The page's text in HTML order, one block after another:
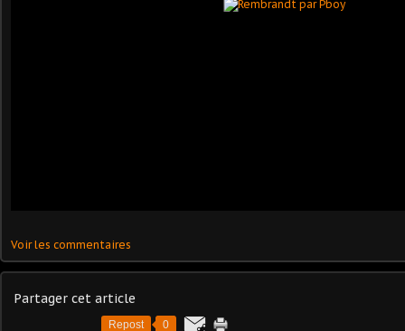
Voir les commentaires
Partager cet article
Repost 0